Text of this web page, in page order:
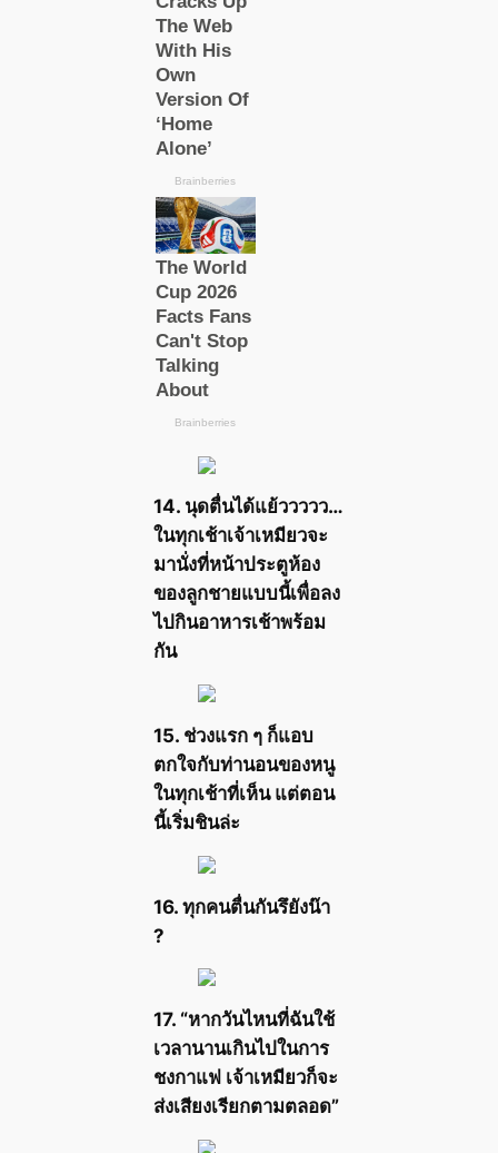
14. นุดตื่นได้แย้ววววว…
ในทุกเช้าเจ้าเหมียวจะ
มานั่งที่หน้าประตูห้อง
ของลูกชายแบบนี้เพื่อลง
ไปกินอาหารเช้าพร้อม
กัน
15. ช่วงแรก ๆ ก็แอบ
ตกใจกับท่านอนของหนู
ในทุกเช้าที่เห็น แต่ตอน
นี้เริ่มชินล่ะ
16. ทุกคนตื่นกันรึยังน๊า
?
17. “หากวันไหนที่ฉันใช้
เวลานานเกินไปในการ
ชงกาแฟ เจ้าเหมียวก็จะ
ส่งเสียงเรียกตามตลอด”